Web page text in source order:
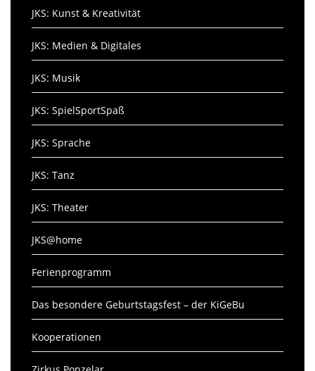
JKS: Kunst & Kreativität
JKS: Medien & Digitales
JKS: Musik
JKS: SpielSportSpaß
JKS: Sprache
JKS: Tanz
JKS: Theater
JKS@home
Ferienprogramm
Das besondere Geburtstagsfest – der KiGeBu
Kooperationen